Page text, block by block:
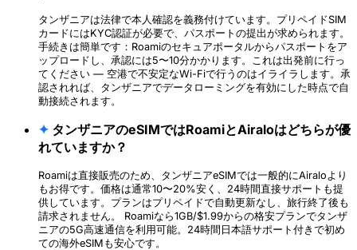
タンザニアは法律で本人確認を義務付けています。プリペイドSIM
カードにはKYC認証が必要で、パスポートの提出が求められます。
手続きは簡単です：Roamiのセキュアポータルからパスポートをア
ップロードし、承認には5〜10分かかります。これは出発前に行っ
てください — 空港で不安定なWi-Fiで行うのはイライラします。承
認されれば、タンザニアでデータローミングを有効にした時点で自
動接続されます。
✦ タンザニアのeSIMではRoamiとAiraloはどちらが優
れていますか？
Roamiは直接販売のため、タンザニアeSIMでは一般的にAiraloより
もお得です。価格は通常10〜20%安く、24時間直接サポートも提
供しています。プランはプリペイドで自動更新なし、旅行終了後も
請求されません。 Roamiなら1GB/$1.99からの格安プランでタンザ
ニアの5G高速通信を利用可能。24時間日本語サポート付きで初め
ての海外eSIMも安心です。